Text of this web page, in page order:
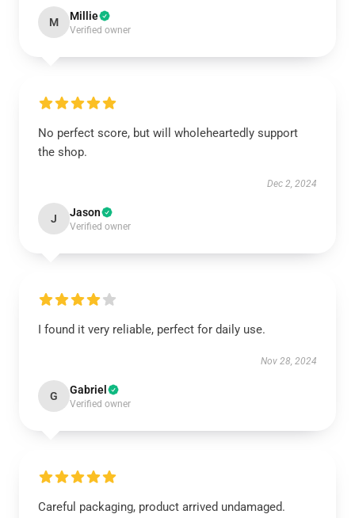
M Millie
Verified owner
No perfect score, but will wholeheartedly support
the shop.
Dec 2, 2024
J Jason
Verified owner
I found it very reliable, perfect for daily use.
Nov 28, 2024
G Gabriel
Verified owner
Careful packaging, product arrived undamaged.